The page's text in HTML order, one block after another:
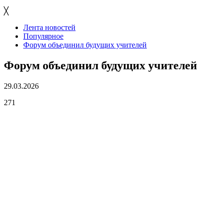
╳
Лента новостей
Популярное
Форум объединил будущих учителей
Форум объединил будущих учителей
29.03.2026
271